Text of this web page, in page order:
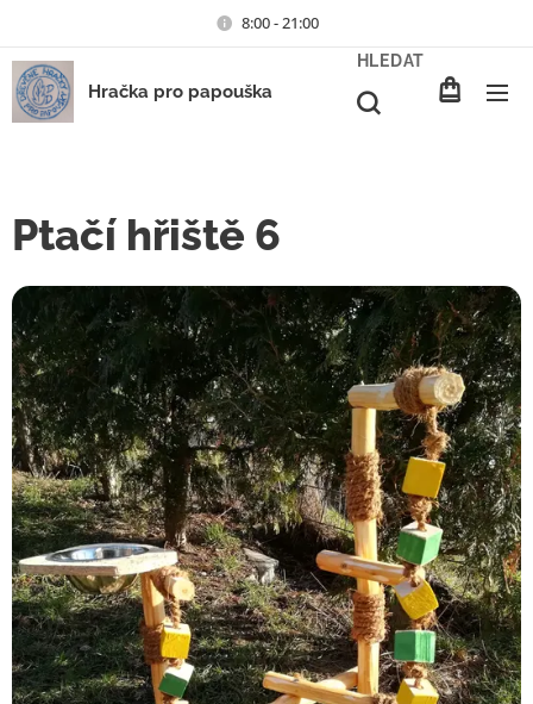
8:00 - 21:00
Hračka pro papouška
HLEDAT
Ptačí hřiště 6